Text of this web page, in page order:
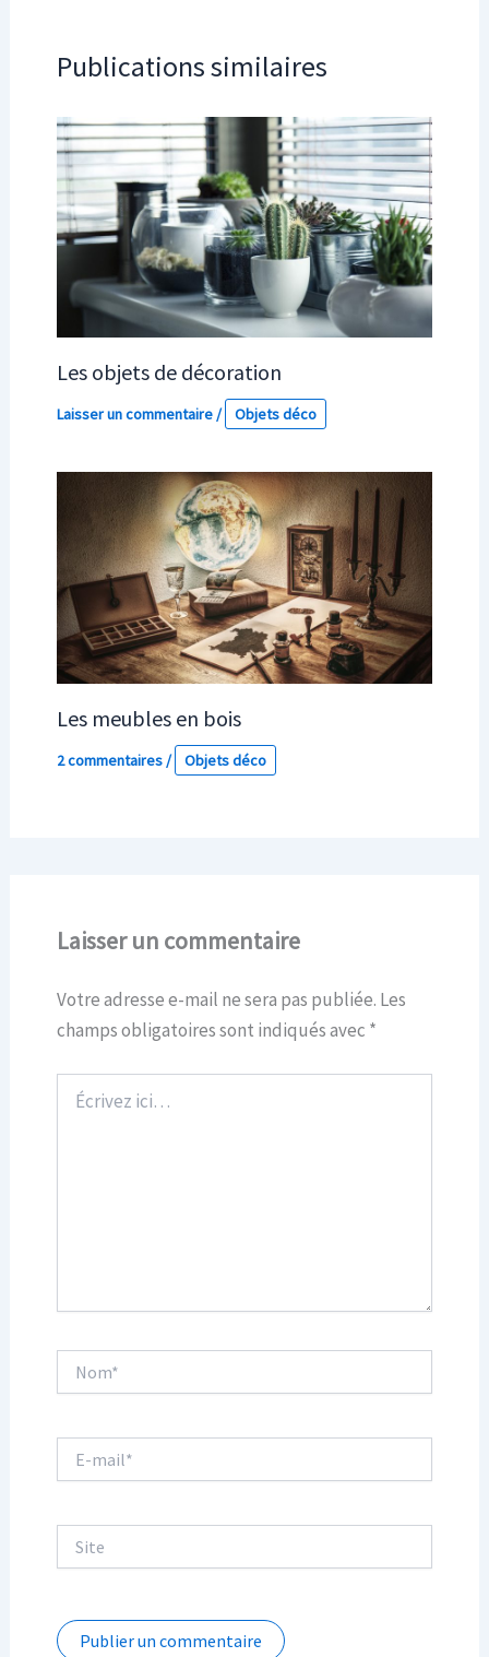
Publications similaires
Les objets de décoration
Laisser un commentaire/ Objets déco
Les meubles en bois
2 commentaires/ Objets déco
Laisser un commentaire
Votre adresse e-mail ne sera pas publiée. Les
champs obligatoires sont indiqués avec *
ici…
mail*